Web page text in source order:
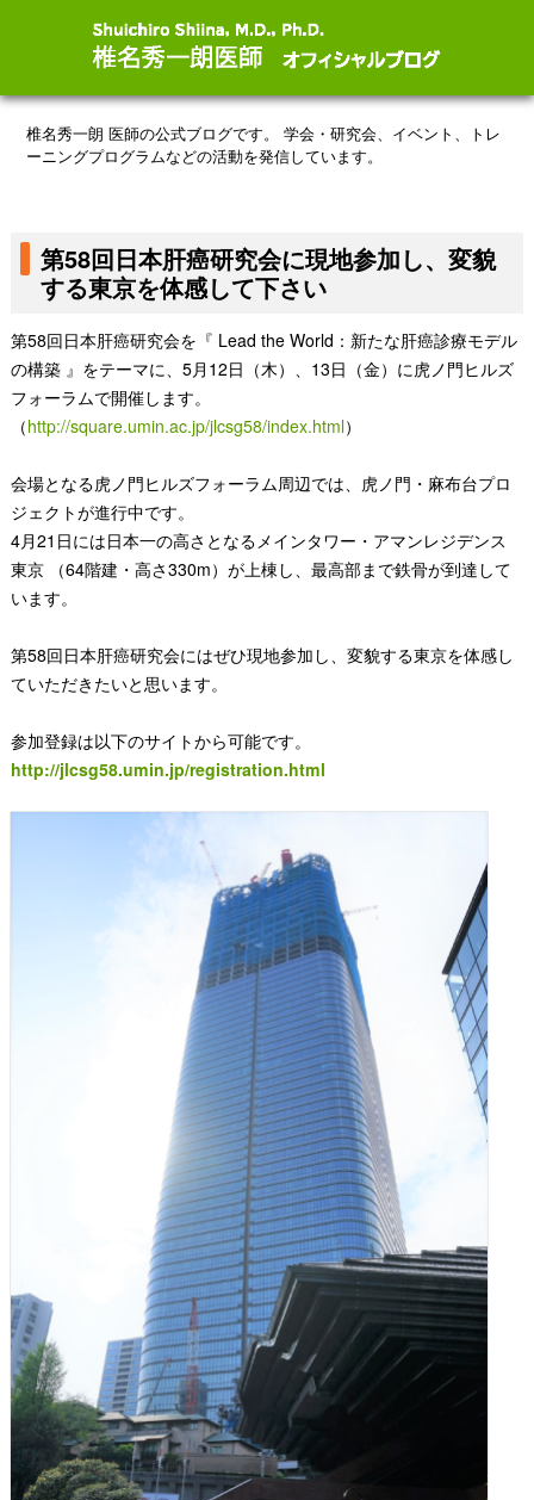
椎名秀一朗 医師の公式ブログです。
学会・研究会、イベント、トレ
ーニングプログラムなどの活動を発信しています。
第58回日本肝癌研究会に現地参加し、変貌
する東京を体感して下さい
第58回日本肝癌研究会を『 Lead the World：新たな肝癌診療モデル
の構築 』をテーマに、5月12日（木）、13日（金）に虎ノ門ヒルズ
フォーラムで開催します。
（http://square.umin.ac.jp/jlcsg58/index.html）
会場となる虎ノ門ヒルズフォーラム周辺では、虎ノ門・麻布台プロ
ジェクトが進行中です。
4月21日には日本一の高さとなるメインタワー・アマンレジデンス
東京 （64階建・高さ330m）が上棟し、最高部まで鉄骨が到達して
います。
第58回日本肝癌研究会にはぜひ現地参加し、変貌する東京を体感し
ていただきたいと思います。
参加登録は以下のサイトから可能です。
http://jlcsg58.umin.jp/registration.html